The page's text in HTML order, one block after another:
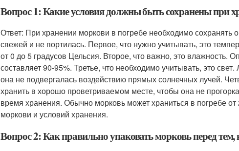
Вопрос 1: Какие условия должны быть сохранены при
Ответ: При хранении моркови в погребе необходимо сохранять
свежей и не портилась. Первое, что нужно учитывать, это
от 0 до 5 градусов Цельсия. Второе, что важно, это влажность.
составляет 90-95%. Третье, что необходимо учитывать, это
она не подвергалась воздействию прямых солнечных лучей.
хранить в хорошо проветриваемом месте, чтобы она не
время хранения. Обычно морковь может храниться в погребе от
моркови и условий хранения.
Вопрос 2: Как правильно упаковать морковь перед тем,